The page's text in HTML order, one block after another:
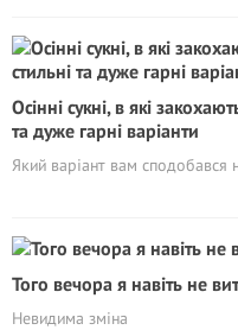
Осінні сукні, в які
та дуже гарні варіанти
Який варіант вам сподобався
Того вечора я навіть не
Невидима зміна